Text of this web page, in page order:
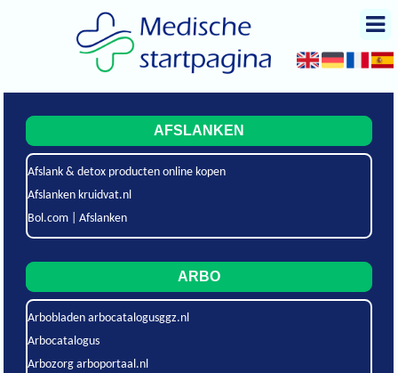
AFSLANKEN
Afslank & detox producten online kopen
Afslanken kruidvat.nl
Bol.com | Afslanken
ARBO
Arbobladen arbocatalogusggz.nl
Arbocatalogus
Arbozorg arboportaal.nl